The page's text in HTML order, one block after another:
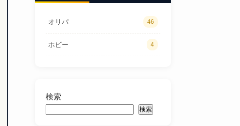
オリパ 46
ホビー 4
検索
検索